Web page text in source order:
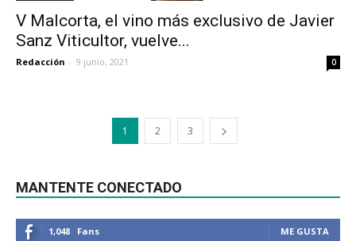
V Malcorta, el vino más exclusivo de Javier
Sanz Viticultor, vuelve...
Redacción - 9 junio, 2021 0
1 2 3
MANTENTE CONECTADO
1,048 Fans ME GUSTA